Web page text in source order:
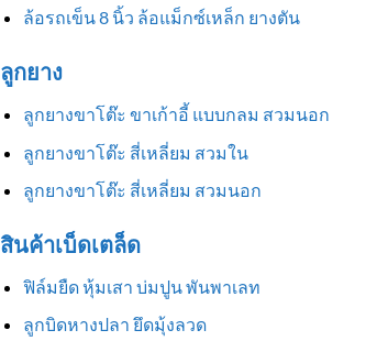
ล้อรถเข็น 8 นิ้ว ล้อแม็กซ์เหล็ก ยางตัน
ลูกยาง
ลูกยางขาโต๊ะ ขาเก้าอี้ แบบกลม สวมนอก
ลูกยางขาโต๊ะ สี่เหลี่ยม สวมใน
ลูกยางขาโต๊ะ สี่เหลี่ยม สวมนอก
สินค้าเบ็ดเตล็ด
ฟิล์มยืด หุ้มเสา บ่มปูน พันพาเลท
ลูกบิดหางปลา ยึดมุ้งลวด